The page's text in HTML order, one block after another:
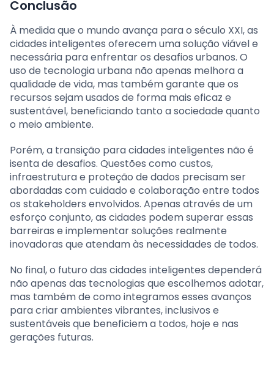
Conclusão
À medida que o mundo avança para o século XXI, as
cidades inteligentes oferecem uma solução viável e
necessária para enfrentar os desafios urbanos. O
uso de tecnologia urbana não apenas melhora a
qualidade de vida, mas também garante que os
recursos sejam usados de forma mais eficaz e
sustentável, beneficiando tanto a sociedade quanto
o meio ambiente.
Porém, a transição para cidades inteligentes não é
isenta de desafios. Questões como custos,
infraestrutura e proteção de dados precisam ser
abordadas com cuidado e colaboração entre todos
os stakeholders envolvidos. Apenas através de um
esforço conjunto, as cidades podem superar essas
barreiras e implementar soluções realmente
inovadoras que atendam às necessidades de todos.
No final, o futuro das cidades inteligentes dependerá
não apenas das tecnologias que escolhemos adotar,
mas também de como integramos esses avanços
para criar ambientes vibrantes, inclusivos e
sustentáveis que beneficiem a todos, hoje e nas
gerações futuras.